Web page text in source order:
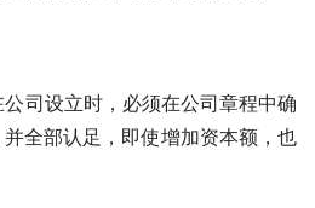
司设立时，必须在公司章程中确
全部认足，即使增加资本额，也